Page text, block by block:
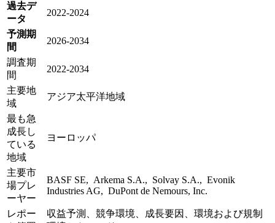
過去デ
ータ
2022-2024
予測期
間
2026-2034
調査期
間
2022-2034
主要地
域
アジア太平洋地域
最も急
成長し
ている
地域
ヨーロッパ
主要市
場プレ
ーヤー
BASF SE, Arkema S.A., Solvay S.A., Evonik
Industries AG, DuPont de Nemours, Inc.
レポー
収益予測、競争環境、成長要因、環境および規制